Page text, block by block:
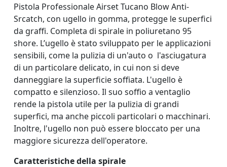
Pistola Professionale Airset Tucano Blow Anti-
Srcatch, con ugello in gomma, protegge le superfici
da graffi. Completa di spirale in poliuretano 95
shore. L’ugello è stato sviluppato per le applicazioni
sensibili, come la pulizia di un'auto o l'asciugatura
di un particolare delicato, in cui non si deve
danneggiare la superficie soffiata. L'ugello è
compatto e silenzioso. Il suo soffio a ventaglio
rende la pistola utile per la pulizia di grandi
superfici, ma anche piccoli particolari o macchinari.
Inoltre, l'ugello non può essere bloccato per una
maggiore sicurezza dell'operatore.
Caratteristiche della spirale